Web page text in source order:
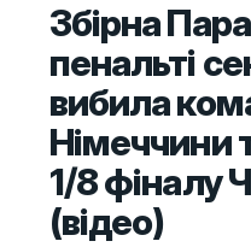
Збірна
пенальті
вибила
Німеччини
1/8 фіналу
(відео)